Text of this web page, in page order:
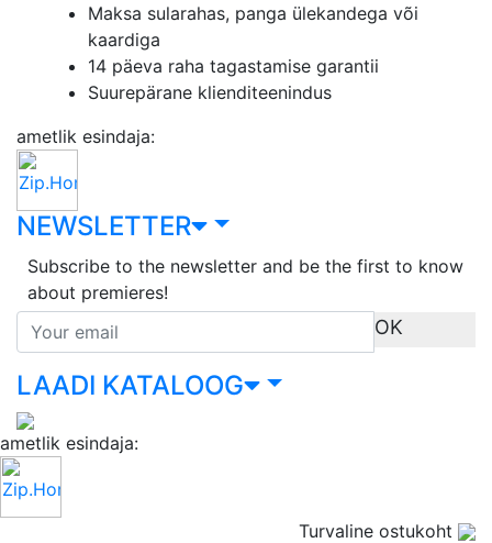
Maksa sularahas, panga ülekandega või
kaardiga
14 päeva raha tagastamise garantii
Suurepärane klienditeenindus
ametlik esindaja:
NEWSLETTER
Subscribe to the newsletter and be the first to know
about premieres!
OK
LAADI KATALOOG
ametlik esindaja:
Turvaline ostukoht